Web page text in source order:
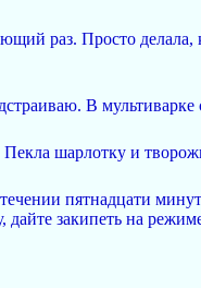
раз. Просто
В
шарлотку и
пятнадцати
дайте закипеть на